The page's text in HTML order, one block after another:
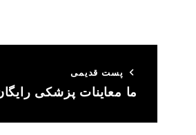
پست قدیمی
ما معاینات پزشکی